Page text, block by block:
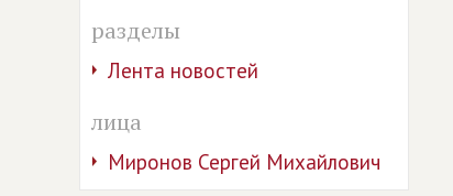
разделы
Лента новостей
лица
Миронов Сергей Михайлович